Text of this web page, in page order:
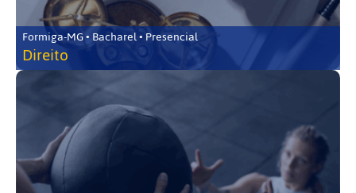
Formiga-MG • Bacharel • Presencial
Direito